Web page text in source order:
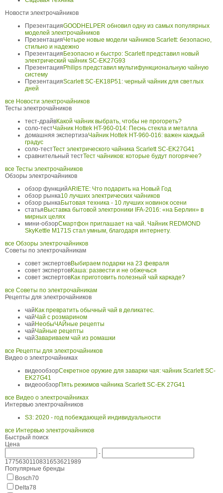
Новости электрочайников
ПрезентацияGOODHELPER обновил одну из самых популярных
моделей электрочайников
ПрезентацияЧетыре новые модели чайников Scarlett: безопасно,
стильно и надежно
Презентация Безопасно и быстро: Scarlett представил новый
электрический чайник SC-EK27G93
Презентация Philips представил мультифункциональную чайную
систему
ПрезентацияScarlett SC-EK18P51: черный чайник для светлых
дней
все Новости электрочайников
Тесты электрочайников
тест-драйвКакой чайник выбрать, чтобы не прогореть?
соло-тестЧайник Hottek HT-960-014: Песнь стекла и металла
домашняя экспертизаЧайник Hottek HT-960-016: важен каждый
градус
соло-тестТест электрического чайника Scarlett SC-EK27G41
сравнительный тестТест чайников: которые будут погорячее?
все Тесты электрочайников
Обзоры электрочайников
обзор функцийARIETE: Что подарить на Новый Год
обзор рынка10 лучших электрических чайников
обзор рынкаБытовая техника - 10 лучших новинок осени
статья Выставка бытовой электроники IFA-2016: «на Берлин» в
мирных целях
мини-обзорСмартфон приглашает на чай. Чайник REDMOND
SkyKettle М171S стал умным, благодаря интернету.
все Обзоры электрочайников
Советы по электрочайникам
совет экспертовВыбираем подарки на 23 февраля
совет экспертовКаша: развести и не обжечься
совет экспертовКак приготовить полезный чай каркаде?
все Советы по электрочайникам
Рецепты для электрочайников
чай Как превратить обычный чай в деликатес.
чайЧай с розмарином
чай НеобыЧАЙные рецепты
чайЧайные рецепты
чайЗавариваем чай из ромашки
все Рецепты для электрочайников
Видео о электрочайниках
видеообзорСекретное оружие для заварки чая: чайник Scarlett SC-
EK27G41
видеообзорПять режимов чайника Scarlett SC-EK 27G41
все Видео о электрочайниках
Интервью электрочайников
S3: 2020 - год побеждающей индивидуальности
все Интервью электрочайников
Быстрый поиск
Цена
-
1775630110831653621989
Популярные бренды
Bosch70
Delta78